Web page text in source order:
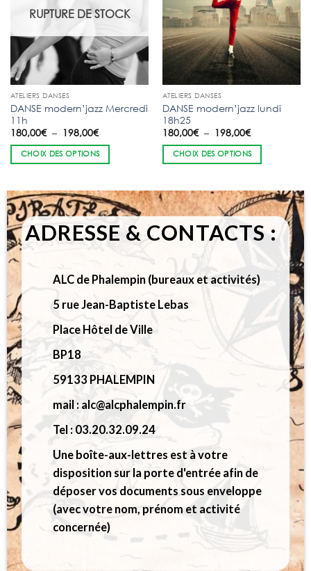
RUPTURE DE STOCK
ATELIERS DANSES
DANSE modern’jazz Mercredi
11h
180,00€ – 198,00€Plage
prix :
180,00€
à
CHOIX DES OPTIONS
ATELIERS DANSES
DANSE modern’jazz lundi
18h25
180,00€ – 198,00€Plage
prix :
180,00€
à
CHOIX DES OPTIONS
ADRESSE & CONTACTS :
ALC de Phalempin (bureaux et activités)
5 rue Jean-Baptiste Lebas
Place Hôtel de Ville
BP18
59133 PHALEMPIN
mail : alc@alcphalempin.fr
Tel : 03.20.32.09.24
Une boîte-aux-lettres est à votre
disposition sur la porte d'entrée afin de
déposer vos documents sous enveloppe
(avec votre nom, prénom et activité
concernée)